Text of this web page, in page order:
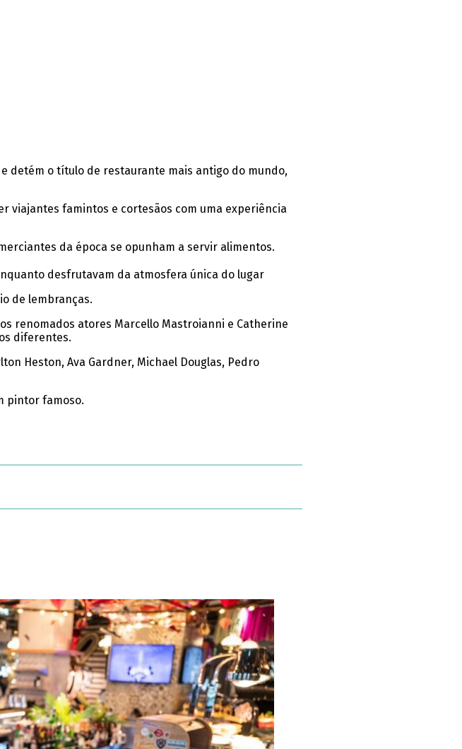
detém o título de restaurante mais antigo do mundo,
viajantes famintos e cortesãos com uma experiência
da época se opunham a servir alimentos.
desfrutavam da atmosfera única do lugar
de lembranças.
renomados atores Marcello Mastroianni e Catherine
diferentes.
Heston, Ava Gardner, Michael Douglas, Pedro
pintor famoso.